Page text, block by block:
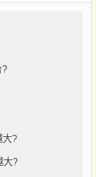
?
大?
大?